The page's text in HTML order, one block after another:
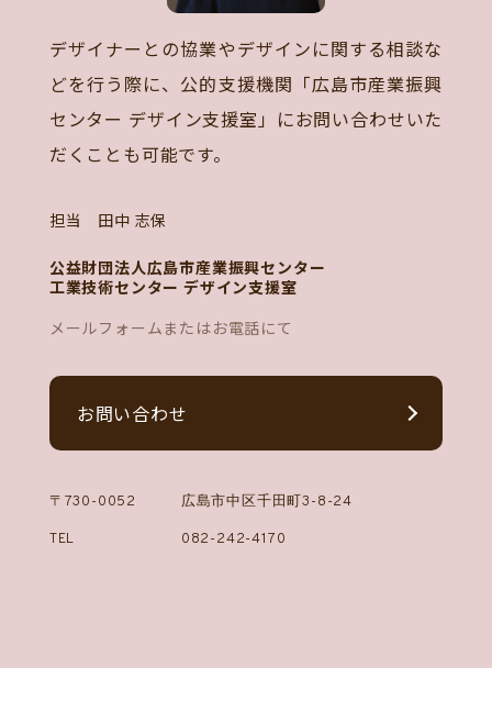
デザイナーとの協業やデザインに関する相談な
どを行う際に、公的支援機関「広島市産業振興
センター デザイン支援室」にお問い合わせいた
だくことも可能です。
担当 田中 志保
公益財団法人広島市産業振興センター
工業技術センター デザイン支援室
メールフォームまたはお電話にて
お問い合わせ
〒730-0052 広島市中区千田町3-8-24
TEL 082-242-4170